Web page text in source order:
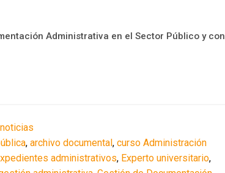
Administrativa en el Sector Público y con
noticias
, archivo documental, curso Administración
administrativos, Experto universitario,